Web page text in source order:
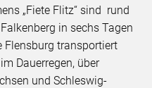
„Fiete Flitz“ sind rund
in sechs Tagen
Flensburg transportiert
Dauerregen, über
und Schleswig-